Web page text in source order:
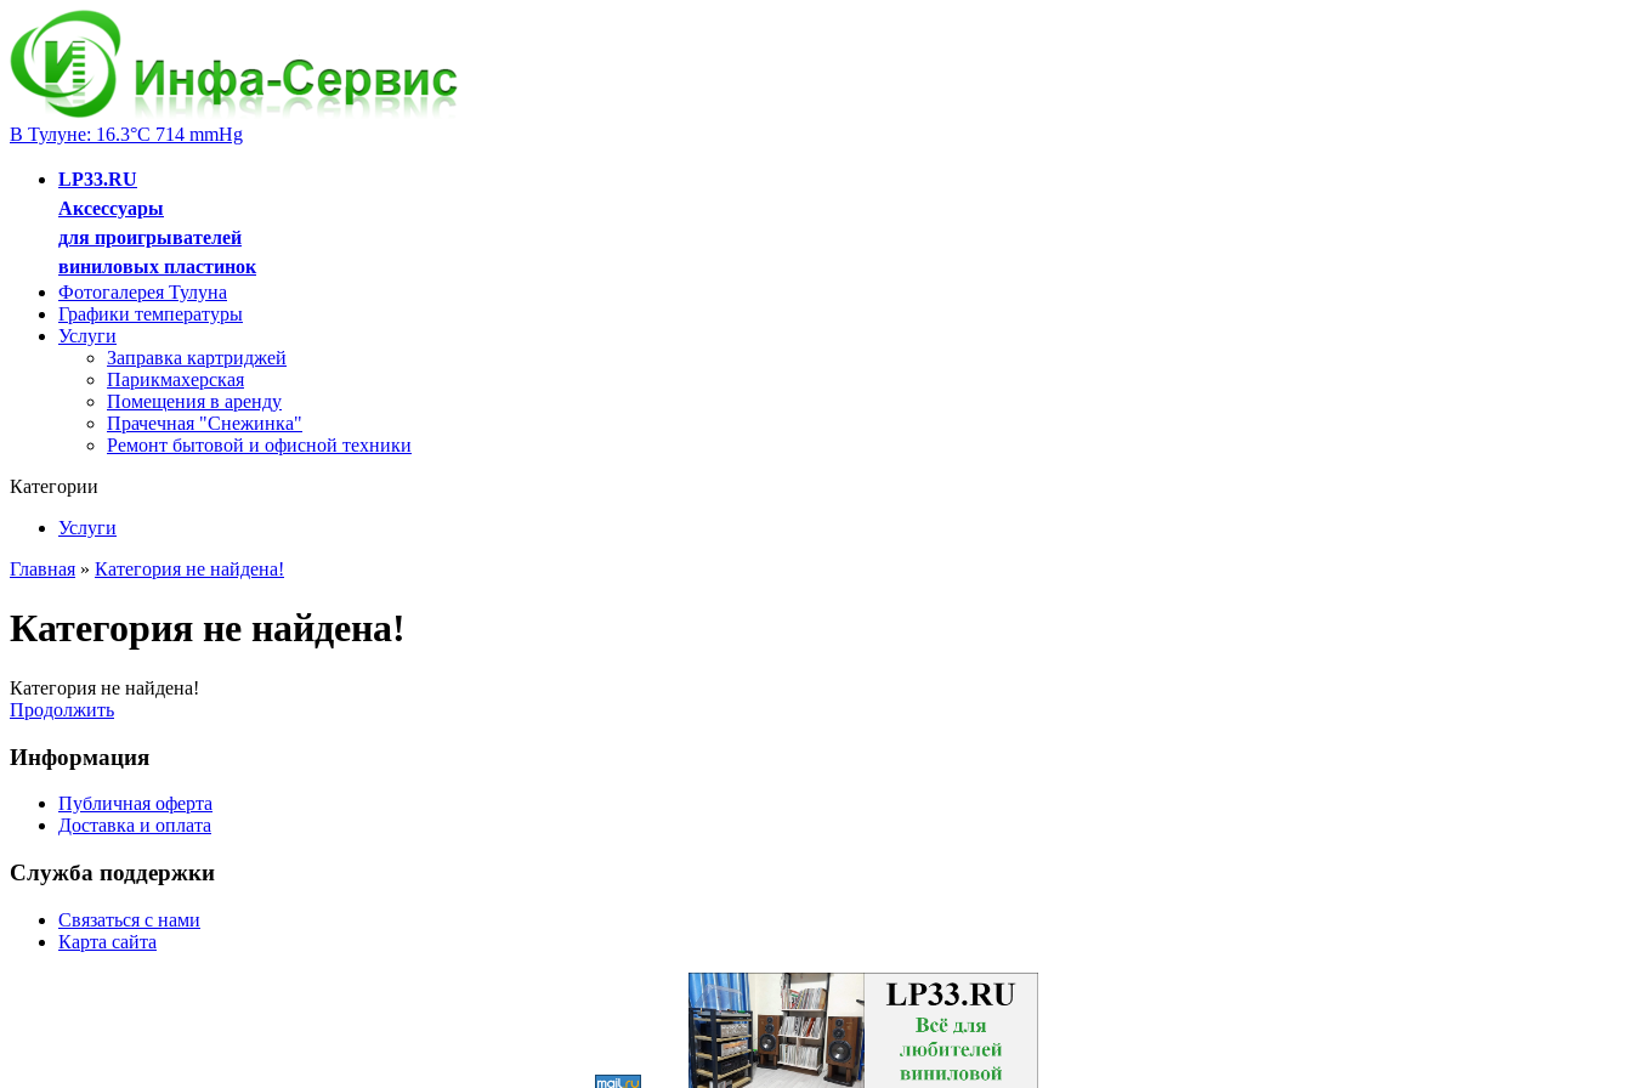
В Тулуне: 16.3°C 714 mmHg
LP33.RU
Аксессуары
для проигрывателей
виниловых пластинок
Фотогалерея Тулуна
Графики температуры
Услуги
Заправка картриджей
Парикмахерская
Помещения в аренду
Прачечная "Снежинка"
Ремонт бытовой и офисной техники
Категории
Услуги
Главная » Категория не найдена!
Категория не найдена!
Категория не найдена!
Продолжить
Информация
Публичная оферта
Доставка и оплата
Служба поддержки
Связаться с нами
Карта сайта